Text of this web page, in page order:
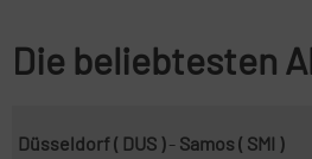
Die beliebtesten
Düsseldorf ( DUS )- Samos ( SMI )